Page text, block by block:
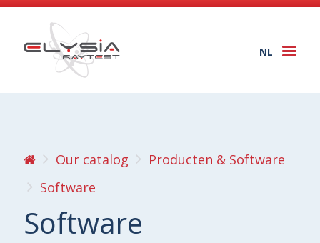
NL
Our catalog
Producten & Software
Software
Software